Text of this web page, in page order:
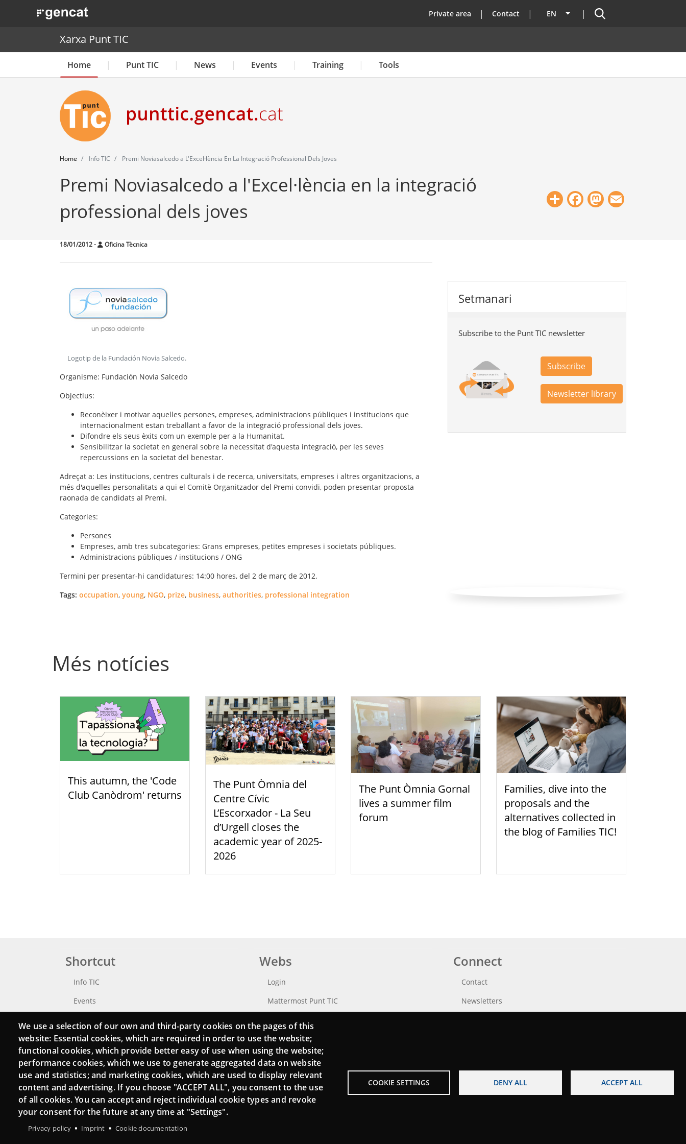
. Obre en una nova finestra. top
Private area Contact EN List additional actions
Search
Xarxa Punt TIC
Home Punt TIC News Events Training Tools
Home Info TIC Premi Noviasalcedo a L'Excel·lència En La Integració Professional Dels Joves
Premi Noviasalcedo a l'Excel·lència en la integració
professional dels joves
ShareFacebook
Mastodon
18/01/2012- Oficina Tècnica
Logotip de la Fundación Novia Salcedo.
Organisme: Fundación Novia Salcedo
Objectius:
Reconèixer i motivar aquelles persones, empreses, administracions públiques i institucions que
internacionalment estan treballant a favor de la integració professional dels joves.
Difondre els seus èxits com un exemple per a la Humanitat.
Sensibilitzar la societat en general sobre la necessitat d'aquesta integració, per les seves
repercussions en la societat del benestar.
Adreçat a: Les institucions, centres culturals i de recerca, universitats, empreses i altres organitzacions, a
més d'aquelles personalitats a qui el Comitè Organitzador del Premi convidi, poden presentar proposta
raonada de candidats al Premi.
Categories:
Persones
Empreses, amb tres subcategories: Grans empreses, petites empreses i societats públiques.
Administracions públiques / institucions / ONG
Termini per presentar-hi candidatures: 14:00 hores, del 2 de març de 2012.
Tags: occupation, young, NGO, prize, business, authorities, professional integration
Setmanari
Subscribe to the Punt TIC newsletter
Subscribe
Newsletter library
Més notícies
This autumn, the 'Code
Club Canòdrom' returns
The Punt Òmnia del
Centre Cívic
L’Escorxador - La Seu
d’Urgell closes the
academic year of 2025-
2026
The Punt Òmnia Gornal
lives a summer film
forum
Families, dive into the
proposals and the
alternatives collected in
the blog of Families TIC!
Shortcut
Info TIC
Events
Catalogue of experts
Job and volunteer board
Search your Punt TIC
Webs
Login
Mattermost Punt TIC
Connect
Contact
Newsletters
We use a selection of our own and third-party cookies on the pages of this
website: Essential cookies, which are required in order to use the website;
functional cookies, which provide better easy of use when using the website;
performance cookies, which we use to generate aggregated data on website
use and statistics; and marketing cookies, which are used to display relevant
content and advertising. If you choose "ACCEPT ALL", you consent to the use
of all cookies. You can accept and reject individual cookie types and revoke
your consent for the future at any time at "Settings".
Privacy policy Imprint Cookie documentation
COOKIE SETTINGS DENY ALL ACCEPT ALL